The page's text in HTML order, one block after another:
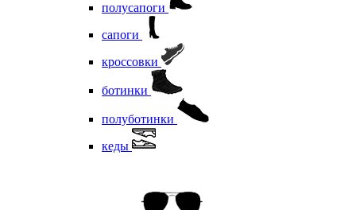
полусапоги
сапоги
кроссовки
ботинки
полуботинки
кеды